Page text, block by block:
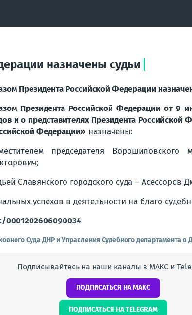
назначены судьи
Президента Российской Федерации
Президента Российской Федерации от
и о представителях Президента
Федерации» назначены:
председателя
Славянского городского суда – Асессоров
успехов в деятельности на благо
Суда ДНР и Управления Судебного департамента в
Подписывайтесь на наши каналы в МАКС и
ПОДПИСАТЬСЯ НА МАКС
ПОДПИСАТЬСЯ НА TELEGRAM